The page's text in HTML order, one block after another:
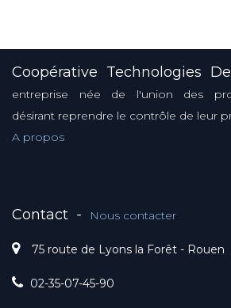
Coopérative Technologies
entreprise née de l'union des
désirant reprendre le contrôle de leur
A propos
Contact - Nous contacter
75 route de Lyons la Forêt - Rouen
02-35-07-45-90